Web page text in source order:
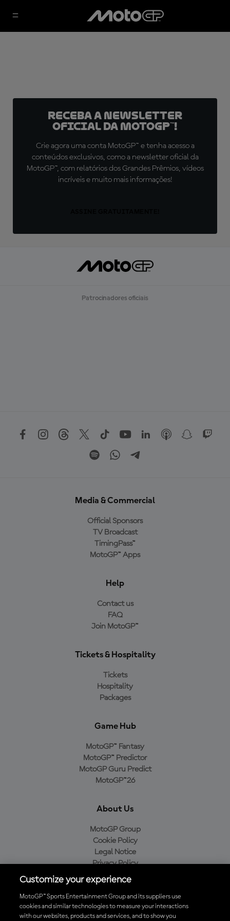
Receba a newsletter
oficial da MotoGP™!
Crie agora uma conta MotoGP™ e tenha acesso a
conteúdos exclusivos, como a newsletter oficial da
MotoGP™, com relatórios dos Grandes Prêmios, vídeos
incríveis e muito mais informações!
Patrocinadores oficiais
Media & Commercial
Official Sponsors
TV Broadcast
TimingPass™
MotoGP™ Apps
Help
Contact us
FAQ
Join MotoGP™
Tickets & Hospitality
Tickets
Hospitality
Packages
Game Hub
MotoGP™ Fantasy
MotoGP™ Predictor
MotoGP Guru Predict
MotoGP™26
About Us
MotoGP Group
Cookie Policy
Legal Notice
Privacy Policy
Purchase Policy
Baixe o aplicativo oficial da MotoGP™
Customize your experience
MotoGP™ Sports Entertainment Group and its suppliers use
cookies and similar technologies to measure your interactions
with our websites, products and services, and to show you